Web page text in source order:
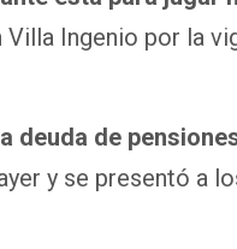
Villa Ingenio por la
deuda de
y se presentó a